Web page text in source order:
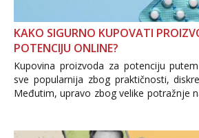
KAKO SIGURNO KUPOVATI
POTENCIJU ONLINE?
Kupovina proizvoda za potenciju
sve popularnija zbog praktičnosti,
Međutim, upravo zbog velike potražnje
i brojni krivotvoreni proizvodi,